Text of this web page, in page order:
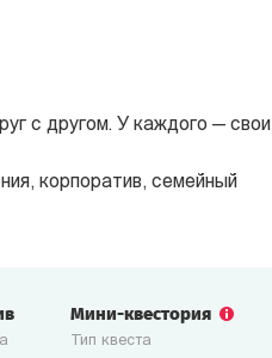
с другом. У каждого — свои
корпоратив, семейный
Тип квеста
Мини-квестория